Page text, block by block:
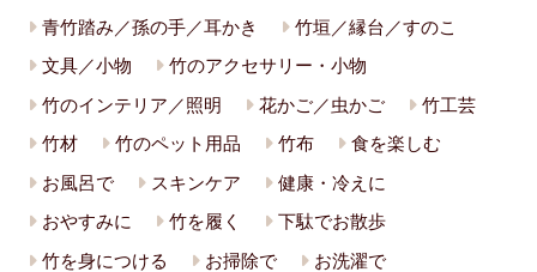
青竹踏み／孫の手／耳かき
竹垣／縁台／すのこ
文具／小物
竹のアクセサリー・小物
竹のインテリア／照明
花かご／虫かご
竹工芸
竹材
竹のペット用品 竹布
食を楽しむ
お風呂で
スキンケア
健康・冷えに
おやすみに
竹を履く
下駄でお散歩
竹を身につける
お掃除で
お洗濯で